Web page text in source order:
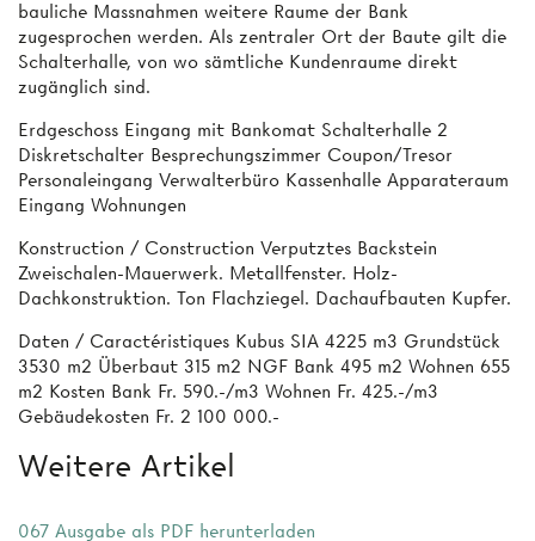
bauliche Massnahmen weitere Raume der Bank
zugesprochen werden. Als zentraler Ort der Baute gilt die
Schalterhalle, von wo sämtliche Kundenraume direkt
zugänglich sind.
Erdgeschoss Eingang mit Bankomat Schalterhalle 2
Diskretschalter Besprechungszimmer Coupon/Tresor
Personaleingang Verwalterbüro Kassenhalle Apparateraum
Eingang Wohnungen
Konstruction / Construction Verputztes Backstein
Zweischalen-Mauerwerk. Metallfenster. Holz-
Dachkonstruktion. Ton Flachziegel. Dachaufbauten Kupfer.
Daten / Caractéristiques Kubus SIA 4225 m3 Grundstück
3530 m2 Überbaut 315 m2 NGF Bank 495 m2 Wohnen 655
m2 Kosten Bank Fr. 590.-/m3 Wohnen Fr. 425.-/m3
Gebäudekosten Fr. 2 100 000.-
Weitere Artikel
067 Ausgabe als PDF herunterladen